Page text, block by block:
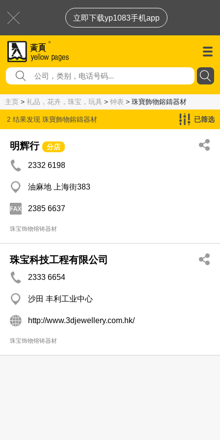
立即下载yp1083手机app
主页 > 礼品，花卉，珠宝，玩具 > 钟表 > 珠寶飾物鎔鑄器材
2 结果发现 珠寶飾物鎔鑄器材 已筛选
明辉行 分店
2332 6198
油麻地 上海街383
2385 6637
珠宝饰物镕铸器材
珠宝科技工程有限公司
2333 6654
沙田 丰利工业中心
http://www.3djewellery.com.hk/
珠宝饰物镕铸器材